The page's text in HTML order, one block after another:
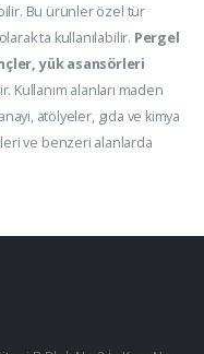
Bu ürünler özel tür
ta kullanılabilir. Pergel
yük asansörleri
Kullanım alanları maden
atölyeler, gıda ve kimya
ve benzeri alanlarda